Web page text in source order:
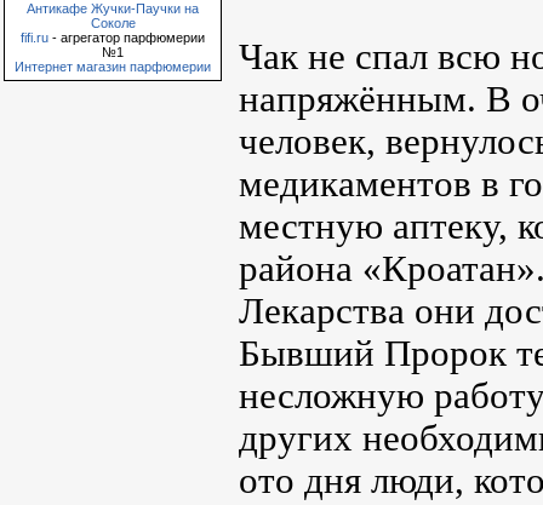
Антикафе Жучки-Паучки на
Соколе
fifi.ru - агрегатор парфюмерии
№1
Интернет магазин парфюмерии
Чак не спал всю
напряжённым. В
человек,
медикаментов в
местную аптеку,
района
Лекарства они
Бывший Пророк
несложную
других
ото дня люди,